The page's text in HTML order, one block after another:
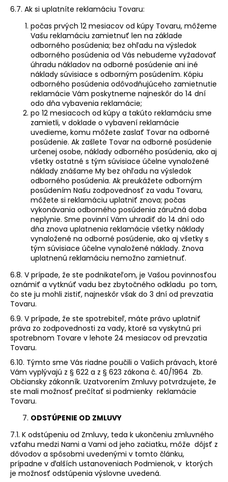
6.7. Ak si uplatníte reklamáciu Tovaru:
počas prvých 12 mesiacov od kúpy Tovaru, môžeme
Vašu reklamáciu zamietnuť len na základe
odborného posúdenia; bez ohľadu na výsledok
odborného posúdenia od Vás nebudeme vyžadovať
úhradu nákladov na odborné posúdenie ani iné
náklady súvisiace s odborným posúdením. Kópiu
odborného posúdenia odôvodňujúceho zamietnutie
reklamácie Vám poskytneme najneskôr do 14 dní
odo dňa vybavenia reklamácie;
po 12 mesiacoch od kúpy a takúto reklamáciu sme
zamietli, v doklade o vybavení reklamácie
uvedieme, komu môžete zaslať Tovar na odborné
posúdenie. Ak zašlete Tovar na odborné posúdenie
určenej osobe, náklady odborného posúdenia, ako aj
všetky ostatné s tým súvisiace účelne vynaložené
náklady znášame My bez ohľadu na výsledok
odborného posúdenia. Ak preukážete odborným
posúdením Našu zodpovednosť za vadu Tovaru,
môžete si reklamáciu uplatniť znova; počas
vykonávania odborného posúdenia záručná doba
neplynie. Sme povinní Vám uhradiť do 14 dní odo
dňa znova uplatnenia reklamácie všetky náklady
vynaložené na odborné posúdenie, ako aj všetky s
tým súvisiace účelne vynaložené náklady. Znova
uplatnenú reklamáciu nemožno zamietnuť.
6.8. V prípade, že ste podnikateľom, je Vašou povinnosťou
oznámiť a vytknúť vadu bez zbytočného odkladu po tom,
čo ste ju mohli zistiť, najneskôr však do 3 dní od prevzatia
Tovaru.
6.9. V prípade, že ste spotrebiteľ, máte právo uplatniť
práva zo zodpovednosti za vady, ktoré sa vyskytnú pri
spotrebnom Tovare v lehote 24 mesiacov od prevzatia
Tovaru.
6.10. Týmto sme Vás riadne poučili o Vašich právach, ktoré
Vám vyplývajú z § 622 a z § 623 zákona č. 40/1964 Zb.
Občiansky zákonník. Uzatvorením Zmluvy potvrdzujete, že
ste mali možnosť prečítať si podmienky reklamácie
Tovaru.
ODSTÚPENIE OD ZMLUVY
7.1. K odstúpeniu od Zmluvy, teda k ukončeniu zmluvného
vzťahu medzi Nami a Vami od jeho začiatku, môže dôjsť z
dôvodov a spôsobmi uvedenými v tomto článku,
prípadne v ďalších ustanoveniach Podmienok, v ktorých
je možnosť odstúpenia výslovne uvedená.